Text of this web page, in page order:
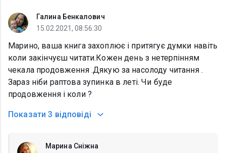
Галина Бенкалович
15.02.2021, 08:56:30
Марино, ваша книга захоплює і притягує думки навіть
коли закінчуєш читати.Кожен день з нетерпінням
чекала продовження .Дякую за насолоду читання .
Зараз ніби раптова зупинка в леті. Чи буде
продовження і коли ?
Показати 3 відповіді
Марина Сніжна